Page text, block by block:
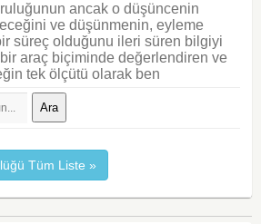
ancak o düşüncenin
ve düşünmenin, eyleme
süreç olduğunu ileri süren bilgiyi
araç biçiminde değerlendiren ve
tek ölçütü olarak ben
Ara
Tüm Liste »